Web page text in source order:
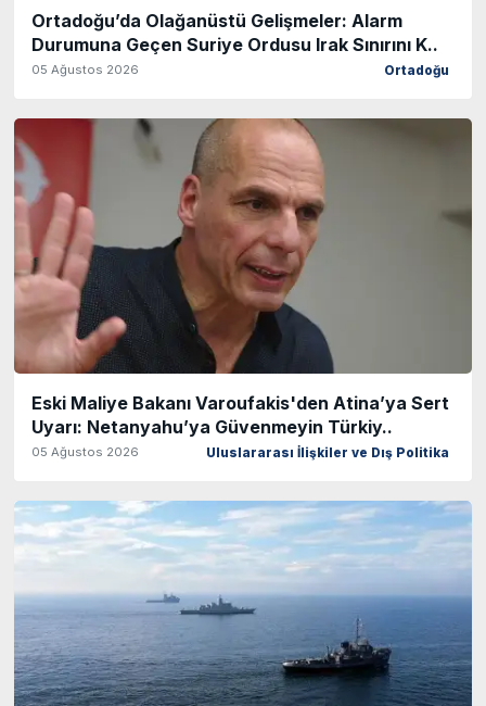
Ortadoğu’da Olağanüstü Gelişmeler: Alarm
Durumuna Geçen Suriye Ordusu Irak Sınırını K..
05 Ağustos 2026 Ortadoğu
Eski Maliye Bakanı Varoufakis'den Atina’ya Sert
Uyarı: Netanyahu’ya Güvenmeyin Türkiy..
05 Ağustos 2026 Uluslararası İlişkiler ve Dış Politika